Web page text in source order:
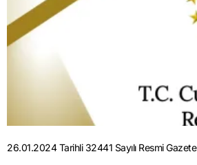
26.01.2024 Tarihli 32441 Sayılı Resmi Gazete